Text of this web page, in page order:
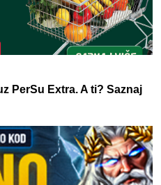
PerSu Extra. A ti? Saznaj